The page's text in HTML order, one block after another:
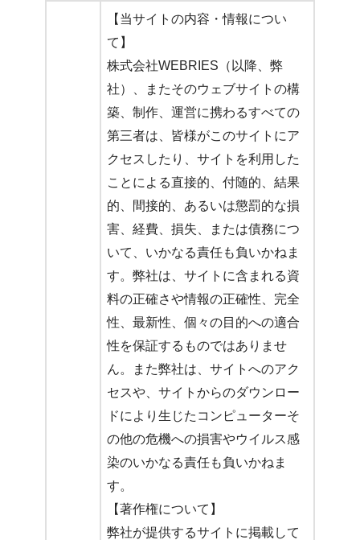
【当サイトの内容・情報につい
て】
株式会社WEBRIES（以降、弊
社）、またそのウェブサイトの構
築、制作、運営に携わるすべての
第三者は、皆様がこのサイトにア
クセスしたり、サイトを利用した
ことによる直接的、付随的、結果
的、間接的、あるいは懲罰的な損
害、経費、損失、または債務につ
いて、いかなる責任も負いかねま
す。弊社は、サイトに含まれる資
料の正確さや情報の正確性、完全
性、最新性、個々の目的への適合
性を保証するものではありませ
ん。また弊社は、サイトへのアク
セスや、サイトからのダウンロー
ドにより生じたコンピューターそ
の他の危機への損害やウイルス感
染のいかなる責任も負いかねま
す。
【著作権について】
弊社が提供するサイトに掲載して